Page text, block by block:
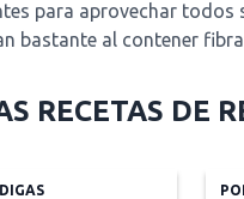
para aprovechar todos
bastante al contener
RECETAS DE